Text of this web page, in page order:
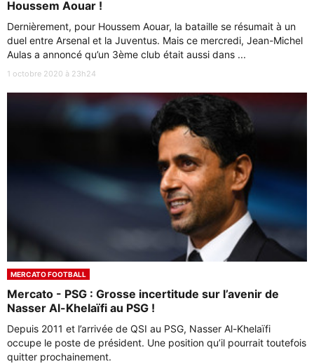
Houssem Aouar !
Dernièrement, pour Houssem Aouar, la bataille se résumait à un
duel entre Arsenal et la Juventus. Mais ce mercredi, Jean-Michel
Aulas a annoncé qu’un 3ème club était aussi dans ...
1 octobre 2020 à 23h24
MERCATO FOOTBALL
Mercato - PSG : Grosse incertitude sur l’avenir de
Nasser Al-Khelaïfi au PSG !
Depuis 2011 et l’arrivée de QSI au PSG, Nasser Al-Khelaïfi
occupe le poste de président. Une position qu’il pourrait toutefois
quitter prochainement.